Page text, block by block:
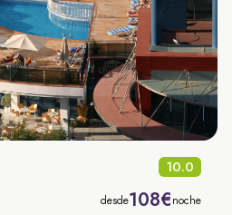
10.0
desde108€noche